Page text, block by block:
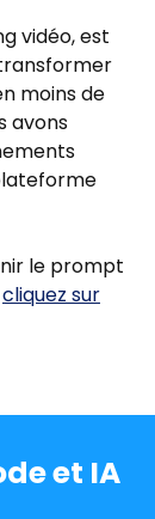
vidéo, est
moins de
avons
le prompt
cliquez sur
et IA